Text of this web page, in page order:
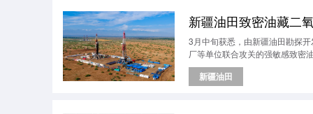
新疆油田致密油藏二
3月中旬获悉，由新疆油田勘探
厂等单位联合攻关的强敏感致密
新疆油田